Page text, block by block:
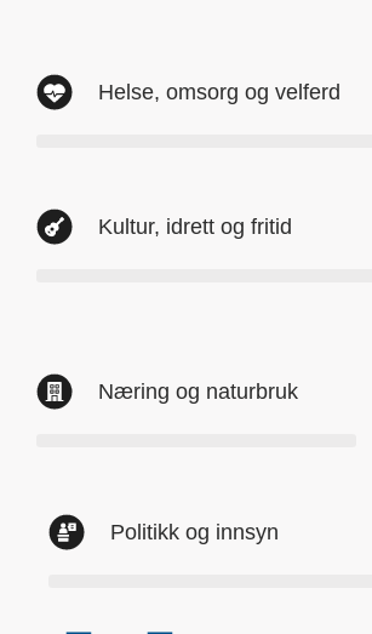
Helse, omsorg og velferd
Kultur, idrett og fritid
Næring og naturbruk
Politikk og innsyn